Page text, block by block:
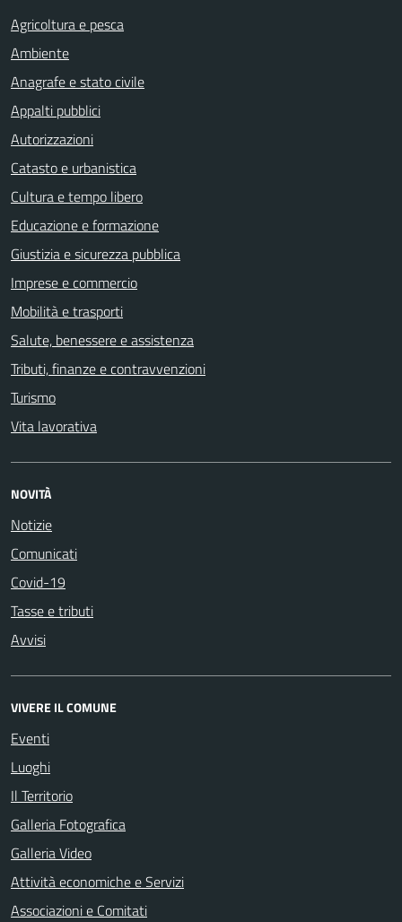
Agricoltura e pesca
Ambiente
Anagrafe e stato civile
Appalti pubblici
Autorizzazioni
Catasto e urbanistica
Cultura e tempo libero
Educazione e formazione
Giustizia e sicurezza pubblica
Imprese e commercio
Mobilità e trasporti
Salute, benessere e assistenza
Tributi, finanze e contravvenzioni
Turismo
Vita lavorativa
NOVITÀ
Notizie
Comunicati
Covid-19
Tasse e tributi
Avvisi
VIVERE IL COMUNE
Eventi
Luoghi
Il Territorio
Galleria Fotografica
Galleria Video
Attività economiche e Servizi
Associazioni e Comitati